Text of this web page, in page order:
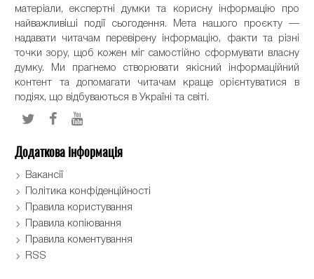
матеріали, експертні думки та корисну інформацію про
найважливіші події сьогодення. Мета нашого проєкту —
надавати читачам перевірену інформацію, факти та різні
точки зору, щоб кожен міг самостійно сформувати власну
думку. Ми прагнемо створювати якісний інформаційний
контент та допомагати читачам краще орієнтуватися в
подіях, що відбуваються в Україні та світі.
Додаткова інформація
Вакансії
Політика конфіденційності
Правила користування
Правила копіювання
Правила коментування
RSS